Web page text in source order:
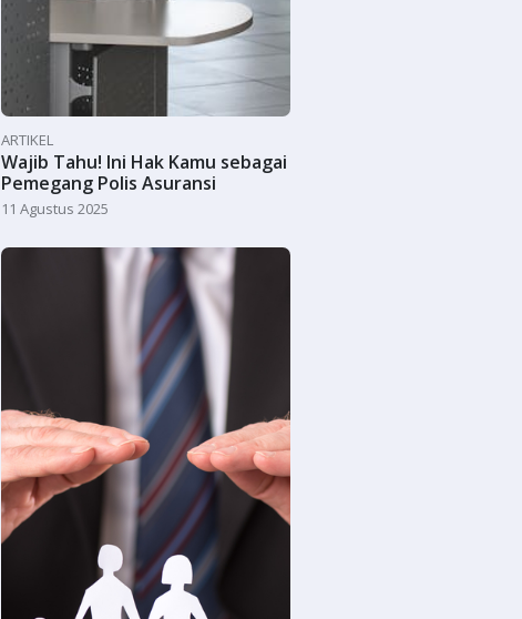
ARTIKEL
Wajib Tahu! Ini Hak Kamu sebagai
Pemegang Polis Asuransi
11 Agustus 2025